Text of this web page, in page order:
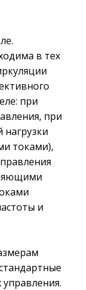
в тех
при
при
токами),
и